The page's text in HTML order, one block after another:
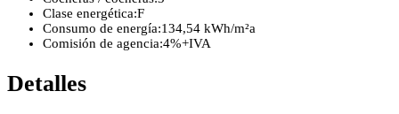
Clase energética:F
Consumo de energía:134,54 kWh/m²a
Comisión de agencia:4%+IVA
Detalles